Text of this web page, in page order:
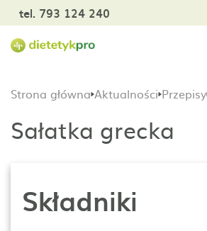
tel. 793 124 240
Strona główna Aktualności Przepisy
Sałatka grecka
Składniki